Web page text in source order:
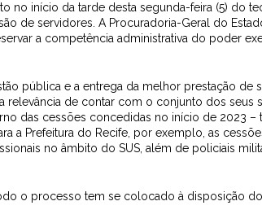
no início da tarde desta segunda-feira (5) do
de servidores. A Procuradoria-Geral do
a competência administrativa do poder
pública e a entrega da melhor prestação de
relevância de contar com o conjunto dos seus
das cessões concedidas no início de 2023 –
a Prefeitura do Recife, por exemplo, as
no âmbito do SUS, além de policiais
o processo tem se colocado à disposição